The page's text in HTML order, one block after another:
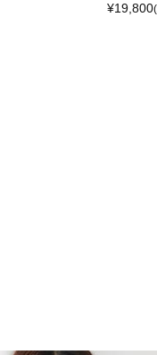
¥19,800